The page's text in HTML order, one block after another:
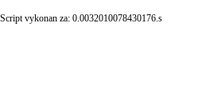
Script vykonan za: 0.0032010078430176.s